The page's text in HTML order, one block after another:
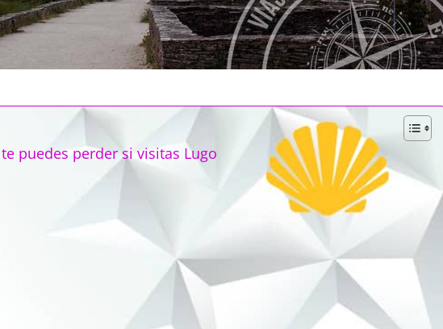
puedes perder si visitas Lugo